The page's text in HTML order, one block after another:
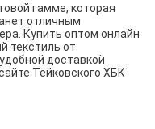
гамме, которая
отличным
Купить оптом онлайн
текстиль от
доставкой
Тейковского ХБК